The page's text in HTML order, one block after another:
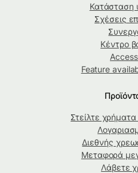
Κατάσταση
Σχέσεις
Κέντρο
Feature
Στείλτε
Διεθνής
Μεταφορά
Λάβετε